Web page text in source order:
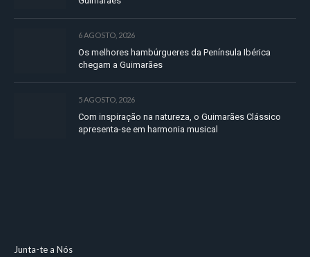
6 AGOSTO, 2026
Os melhores hambúrgueres da Península Ibérica
chegam a Guimarães
5 AGOSTO, 2026
Com inspiração na natureza, o Guimarães Clássico
apresenta-se em harmonia musical
Junta-te a Nós